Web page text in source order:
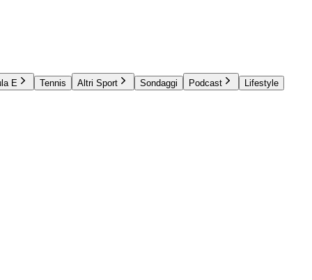
E Tennis Altri Sport Sondaggi Podcast
Lifestyle